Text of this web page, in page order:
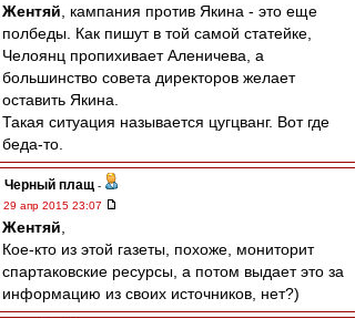
Жентяй , кампания против Якина - это еще
полбеды. Как пишут в той самой статейке,
Челоянц пропихивает Аленичева, а
большинство совета директоров желает
оставить Якина.
Такая ситуация называется цугцванг. Вот где
беда-то.
Черный плащ -
29 апр 2015 23:07
Жентяй
Кое-кто из этой газеты, похоже, мониторит
спартаковские ресурсы, а потом выдает это за
информацию из своих источников, нет?)